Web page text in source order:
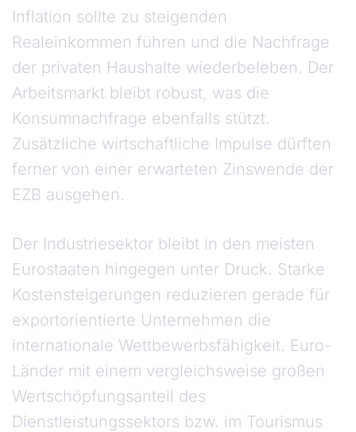
Inflation sollte zu steigenden
Realeinkommen führen und die Nachfrage
der privaten Haushalte wiederbeleben. Der
Arbeitsmarkt bleibt robust, was die
Konsumnachfrage ebenfalls stützt.
Zusätzliche wirtschaftliche Impulse dürften
ferner von einer erwarteten Zinswende der
EZB ausgehen.
Der Industriesektor bleibt in den meisten
Eurostaaten hingegen unter Druck. Starke
Kostensteigerungen reduzieren gerade für
exportorientierte Unternehmen die
internationale Wettbewerbsfähigkeit. Euro-
Länder mit einem vergleichsweise großen
Wertschöpfungsanteil des
Dienstleistungssektors bzw. im Tourismus